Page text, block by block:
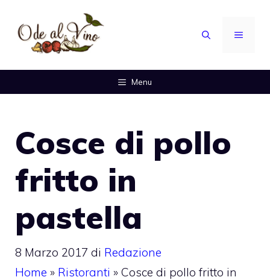
contenuto
MENU
Menu
Cosce di pollo
fritto in
pastella
8 Marzo 2017 di Redazione
Home » Ristoranti » Cosce di pollo fritto in